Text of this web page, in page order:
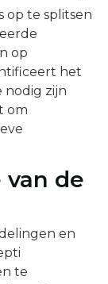
op te splitsen
op
het
nodig zijn
om
de
en
te